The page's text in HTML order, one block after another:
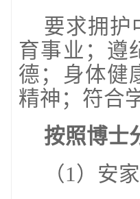
要求拥护
育事业；遵
德；身体健
精神；符合
按照博士
（1）安